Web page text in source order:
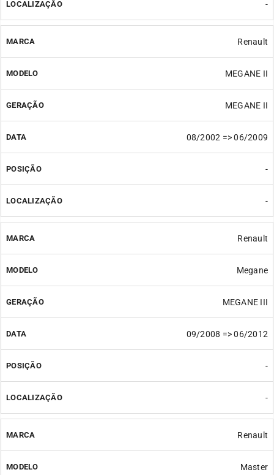
-
Renault
MEGANE II
MEGANE II
08/2002 => 06/2009
-
-
Renault
Megane
MEGANE III
09/2008 => 06/2012
-
-
Renault
Master